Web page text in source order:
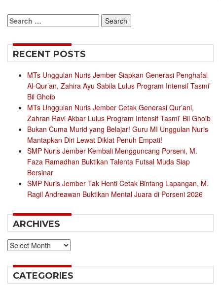
Search
for:
RECENT POSTS
MTs Unggulan Nuris Jember Siapkan Generasi Penghafal
Al-Qur’an, Zahira Ayu Sabila Lulus Program Intensif Tasmi’
Bil Ghoib
MTs Unggulan Nuris Jember Cetak Generasi Qur’ani,
Zahran Ravi Akbar Lulus Program Intensif Tasmi’ Bil Ghoib
Bukan Cuma Murid yang Belajar! Guru MI Unggulan Nuris
Mantapkan Diri Lewat Diklat Penuh Empati!
SMP Nuris Jember Kembali Mengguncang Porseni, M.
Faza Ramadhan Buktikan Talenta Futsal Muda Siap
Bersinar
SMP Nuris Jember Tak Henti Cetak Bintang Lapangan, M.
Ragil Andreawan Buktikan Mental Juara di Porseni 2026
ARCHIVES
Archives
CATEGORIES